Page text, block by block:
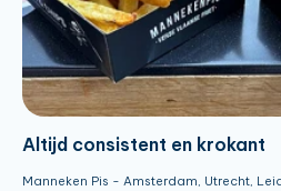
Altijd consistent en krokant
Manneken Pis - Amsterdam, Utrecht,